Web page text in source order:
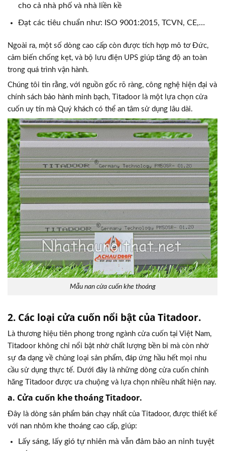
cho cả nhà phố và nhà liền kề
Đạt các tiêu chuẩn như: ISO 9001:2015, TCVN, CE,…
Ngoài ra, một số dòng cao cấp còn được tích hợp mô tơ Đức,
cảm biến chống kẹt, và bộ lưu điện UPS giúp tăng độ an toàn
trong quá trình vận hành.
Chúng tôi tin rằng, với nguồn gốc rõ ràng, công nghệ hiện đại và
chính sách bảo hành minh bạch, Titadoor là một lựa chọn cửa
cuốn uy tín mà Quý khách có thể an tâm sử dụng lâu dài.
Mẫu nan cửa cuốn khe thoáng
2. Các loại cửa cuốn nổi bật của Titadoor.
Là thương hiệu tiên phong trong ngành cửa cuốn tại Việt Nam,
Titadoor không chỉ nổi bật nhờ chất lượng bền bỉ mà còn nhờ
sự đa dạng về chủng loại sản phẩm, đáp ứng hầu hết mọi nhu
cầu sử dụng thực tế. Dưới đây là những dòng cửa cuốn chính
hãng Titadoor được ưa chuộng và lựa chọn nhiều nhất hiện nay.
a. Cửa cuốn khe thoáng Titadoor.
Đây là dòng sản phẩm bán chạy nhất của Titadoor, được thiết kế
với nan nhôm khe thoáng cao cấp, giúp:
Lấy sáng, lấy gió tự nhiên mà vẫn đảm bảo an ninh tuyệt